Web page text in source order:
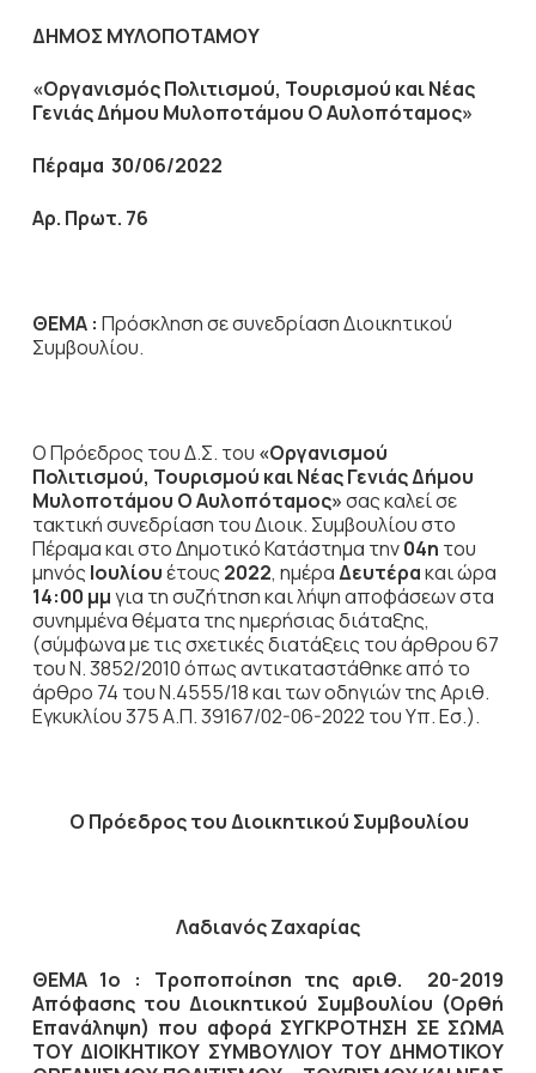
ΔΗΜΟΣ ΜΥΛΟΠΟΤΑΜΟΥ
«Οργανισμός Πολιτισμού, Τουρισμού και Νέας
Γενιάς Δήμου Μυλοποτάμου Ο Αυλοπόταμος»
Πέραμα 30/06/2022
Αρ. Πρωτ. 76
ΘΕΜΑ : Πρόσκληση σε συνεδρίαση Διοικητικού
Συμβουλίου.
Ο Πρόεδρος του Δ.Σ. του «Οργανισμού
Πολιτισμού, Τουρισμού και Νέας Γενιάς Δήμου
Μυλοποτάμου Ο Αυλοπόταμος»σας καλεί σε
τακτική συνεδρίαση του Διοικ. Συμβουλίου στο
Πέραμα και στο Δημοτικό Κατάστημα την04η του
μηνός Ιουλίουέτους 2022, ημέραΔευτέρακαι ώρα
14:00 μμγια τη συζήτησηκαι λήψη αποφάσεων στα
συνημμένα θέματα της ημερήσιας διάταξης,
(σύμφωνα με τις σχετικές διατάξεις του άρθρου 67
του Ν. 3852/2010 όπως αντικαταστάθηκε από το
άρθρο 74 του Ν.4555/18 και των οδηγιών της Αριθ.
Εγκυκλίου 375 Α.Π. 39167/02-06-2022 του Υπ. Εσ.).
Ο Πρόεδρος του Διοικητικού Συμβουλίου
Λαδιανός Ζαχαρίας
ΘΕΜΑ 1ο : Τροποποίηση της αριθ. 20-2019
Απόφασης του Διοικητικού Συμβουλίου (Ορθή
Επανάληψη) που αφορά ΣΥΓΚΡΟΤΗΣΗ ΣΕ ΣΩΜΑ
ΤΟΥ ΔΙΟΙΚΗΤΙΚΟΥ ΣΥΜΒΟΥΛΙΟΥ ΤΟΥ ΔΗΜΟΤΙΚΟΥ